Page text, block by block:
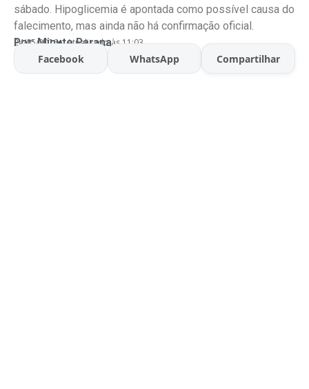
sábado. Hipoglicemia é apontada como possível causa do
falecimento, mas ainda não há confirmação oficial.
Por:Minuto Parana
24/05/2026 Atualizado às 11:03
Facebook WhatsApp Compartilhar